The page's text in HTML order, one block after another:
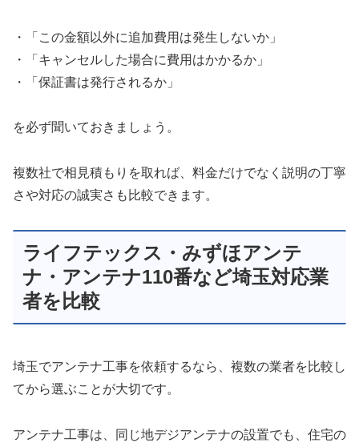
・「この金額以外に追加費用は発生しないか」
・「キャンセルした場合に費用はかかるか」
・「保証書は発行されるか」
を必ず聞いておきましょう。
複数社で相見積もりを取れば、料金だけでなく説明の丁寧
さや対応の誠実さも比較できます。
ライフテックス・みずほアンテ
ナ・アンテナ110番など埼玉対応業
者を比較
埼玉でアンテナ工事を依頼するなら、複数の業者を比較し
てから選ぶことが大切です。
アンテナ工事は、同じ地デジアンテナの設置でも、住宅の